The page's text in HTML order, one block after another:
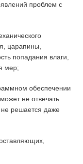
проблем с
царапины,
попадания влаги,
мер;
обеспечении
не отвечать
решается даже